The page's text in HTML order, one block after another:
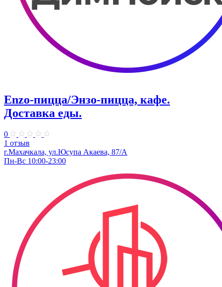
Enzo-пицца/Энзо-пицца, кафе.
Доставка еды.
0
1 отзыв
г.Махачкала, ул.Юсупа Акаева, 87/А
Пн-Вс 10:00-23:00